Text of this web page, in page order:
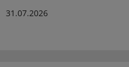
31.07.2026